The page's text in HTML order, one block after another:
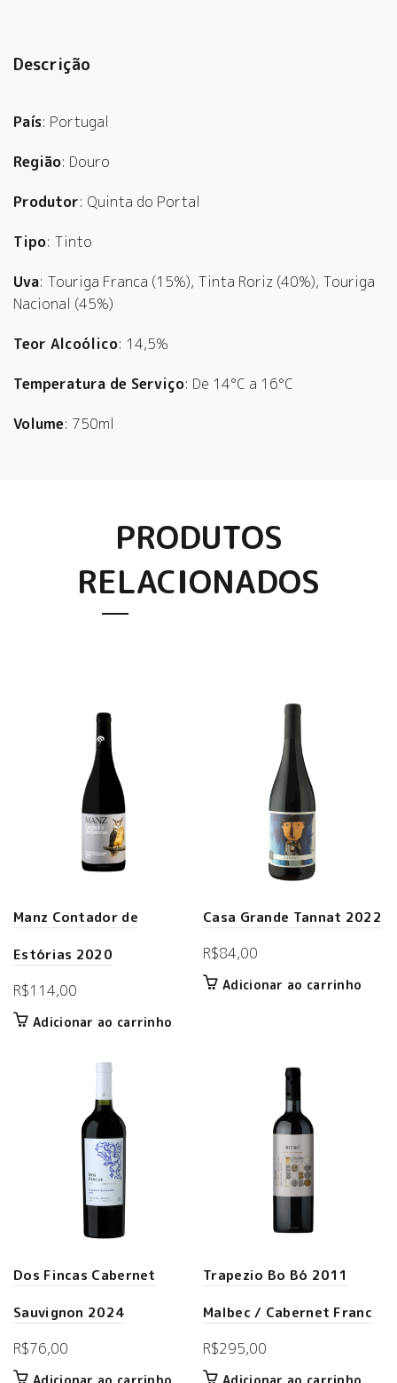
Descrição
País: Portugal
Região: Douro
Produtor: Quinta do Portal
Tipo: Tinto
Uva: Touriga Franca (15%), Tinta Roriz (40%), Touriga
Nacional (45%)
Teor Alcoólico: 14,5%
Temperatura de Serviço: De 14°C a 16°C
Volume: 750ml
PRODUTOS
RELACIONADOS
Manz Contador de
Estórias 2020
R$114,00
Adicionar ao carrinho
Casa Grande Tannat 2022
R$84,00
Adicionar ao carrinho
Dos Fincas Cabernet
Sauvignon 2024
R$76,00
Trapezio Bo Bó 2011
Malbec / Cabernet Franc
R$295,00